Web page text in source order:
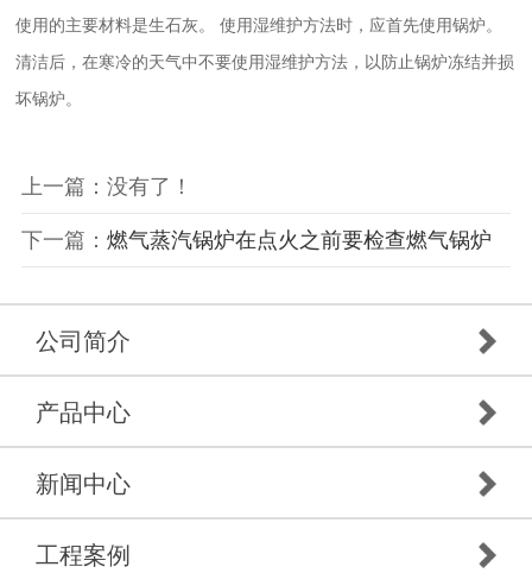
使用的主要材料是生石灰。 使用湿维护方法时，应首先使用锅炉。
清洁后，在寒冷的天气中不要使用湿维护方法，以防止锅炉冻结并损
坏锅炉。
上一篇：没有了！
下一篇： 燃气蒸汽锅炉在点火之前要检查燃气锅炉
公司简介
产品中心
新闻中心
工程案例